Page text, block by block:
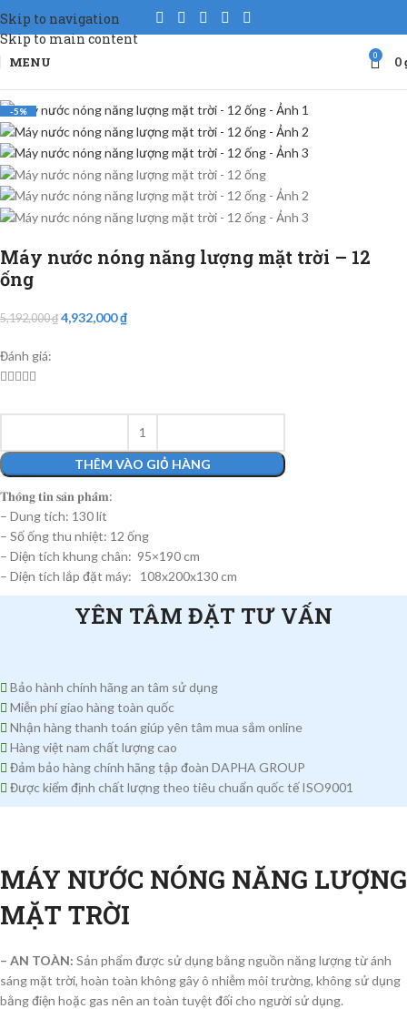
Skip to navigation
Skip to main content
MENU 0 0
-5%
Máy nước nóng năng lượng mặt trời – 12
ống
5,192,000₫ 4,932,000₫
Đánh giá:

THÊM VÀO GIỎ HÀNG
𝐓𝐡𝐨̂𝐧𝐠 𝐭𝐢𝐧 𝐬𝐚̉𝐧 𝐩𝐡𝐚̂̉𝐦:
– Dung tích: 130 lít
– Số ống thu nhiệt: 12 ống
– Diện tích khung chân: 95×190 cm
– Diện tích lắp đặt máy: 108x200x130 cm
YÊN TÂM ĐẶT TƯ VẤN
Bảo hành chính hãng an tâm sử dụng
Miễn phí giao hàng toàn quốc
Nhận hàng thanh toán giúp yên tâm mua sắm online
Hàng việt nam chất lượng cao
Đảm bảo hàng chính hãng tập đoàn DAPHA GROUP
Được kiểm định chất lượng theo tiêu chuẩn quốc tế ISO9001
MÁY NƯỚC NÓNG NĂNG LƯỢNG
MẶT TRỜI
– AN TOÀN: Sản phẩm được sử dụng bằng nguồn năng lượng từ ánh
sáng mặt trời, hoàn toàn không gây ô nhiễm môi trường, không sử dụng
bằng điện hoặc gas nên an toàn tuyệt đối cho người sử dụng.